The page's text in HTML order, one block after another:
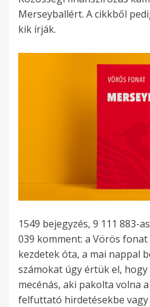
Merseyballért. A cikkből
kik írják.
1549 bejegyzés, 9 111 883-
039 komment: a Vörös fonat
kezdetek óta, a mai nappal
számokat úgy értük el,
mecénás, aki pakolta volna
felfuttató hirdetésekbe vagy